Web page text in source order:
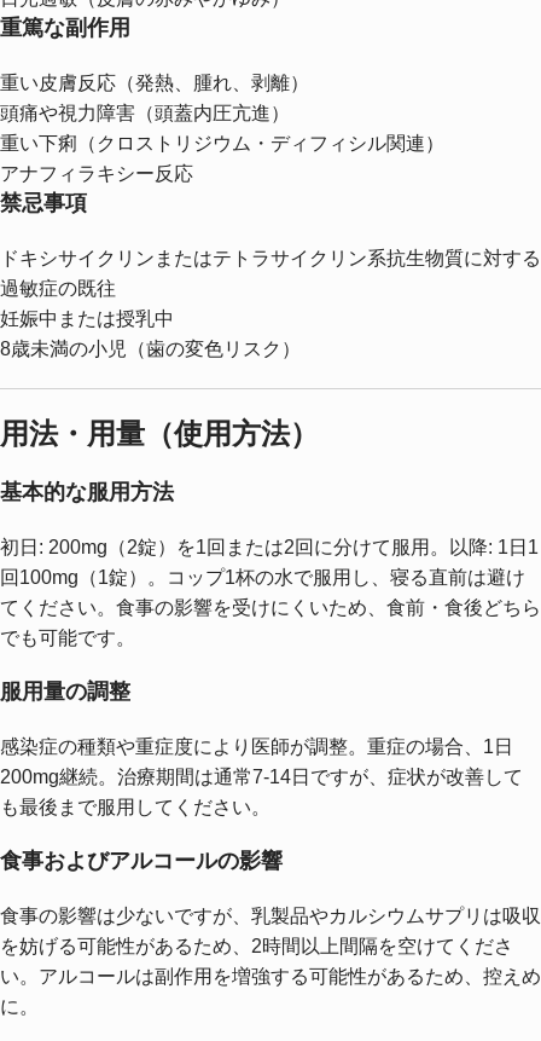
重篤な副作用
重い皮膚反応（発熱、腫れ、剥離）
頭痛や視力障害（頭蓋内圧亢進）
重い下痢（クロストリジウム・ディフィシル関連）
アナフィラキシー反応
禁忌事項
ドキシサイクリンまたはテトラサイクリン系抗生物質に対する
過敏症の既往
妊娠中または授乳中
8歳未満の小児（歯の変色リスク）
用法・用量（使用方法）
基本的な服用方法
初日: 200mg（2錠）を1回または2回に分けて服用。以降: 1日1
回100mg（1錠）。コップ1杯の水で服用し、寝る直前は避け
てください。食事の影響を受けにくいため、食前・食後どちら
でも可能です。
服用量の調整
感染症の種類や重症度により医師が調整。重症の場合、1日
200mg継続。治療期間は通常7-14日ですが、症状が改善して
も最後まで服用してください。
食事およびアルコールの影響
食事の影響は少ないですが、乳製品やカルシウムサプリは吸収
を妨げる可能性があるため、2時間以上間隔を空けてくださ
い。アルコールは副作用を増強する可能性があるため、控えめ
に。